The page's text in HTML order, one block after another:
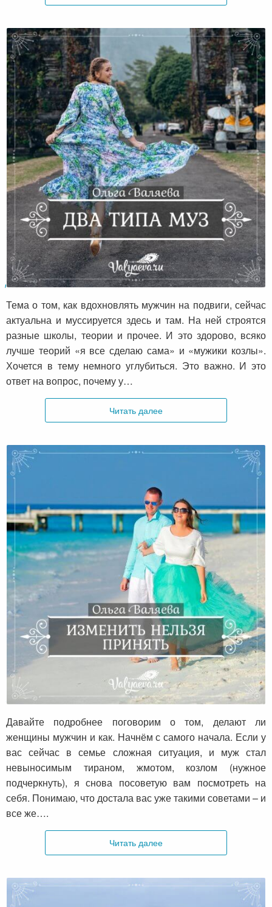
Два типа муз
Тема о том, как вдохновлять мужчин на подвиги, сейчас
актуальна и муссируется здесь и там. На ней строятся
разные школы, теории и прочее. И это здорово, всяко
лучше теорий «я все сделаю сама» и «мужики козлы».
Хочется в тему немного углубиться. Это важно. И это
ответ на вопрос, почему у…
Читать далее
Изменить нельзя принять
Давайте подробнее поговорим о том, делают ли
женщины мужчин и как. Начнём с самого начала. Если у
вас сейчас в семье сложная ситуация, и муж стал
невыносимым тираном, жмотом, козлом (нужное
подчеркнуть), я снова посоветую вам посмотреть на
себя. Понимаю, что достала вас уже такими советами – и
все же….
Читать далее